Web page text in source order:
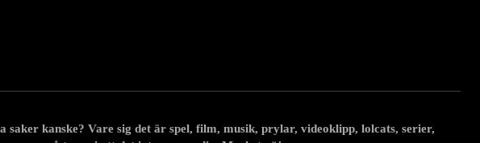
kanske? Vare sig det är spel, film, musik, prylar, videoklipp, lolcats, serier,